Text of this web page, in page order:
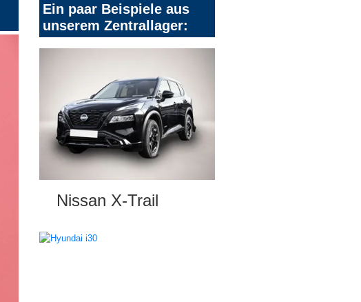
Ein paar Beispiele aus
unserem Zentrallager:
Nissan X-Trail